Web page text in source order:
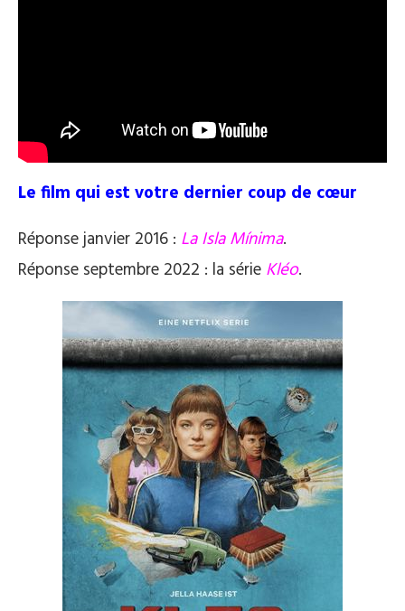
Le film qui est votre dernier coup de cœur
Réponse janvier 2016 : La Isla Mínima.
Réponse septembre 2022 : la série Kléo.